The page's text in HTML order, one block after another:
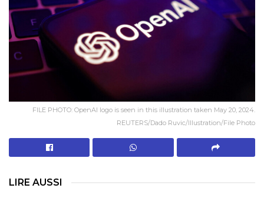
FILE PHOTO: OpenAI logo is seen in this illustration taken May 20, 2024.
REUTERS/Dado Ruvic/Illustration/File Photo
LIRE AUSSI